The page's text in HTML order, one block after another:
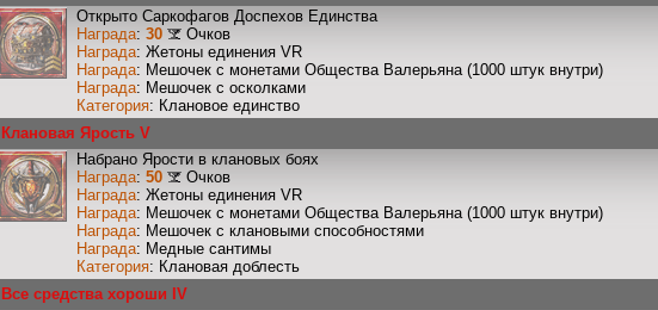
Открыто Саркофагов Доспехов Единства
Награда: 30
Очков
Награда: Жетоны единения VR
Награда: Мешочек с монетами Общества Валерьяна (1000 штук внутри)
Награда: Мешочек с осколками
Категория: Клановое единство
Клановая Ярость V
Набрано Ярости в клановых боях
Награда: 50
Очков
Награда: Жетоны единения VR
Награда: Мешочек с монетами Общества Валерьяна (1000 штук внутри)
Награда: Мешочек с клановыми способностями
Награда: Медные сантимы
Категория: Клановая доблесть
Все средства хороши IV